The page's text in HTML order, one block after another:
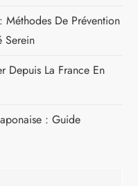
Méthodes De Prévention
Serein
Depuis La France En
: Guide